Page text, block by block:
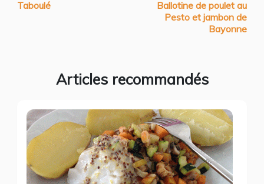
d’article
Taboulé
Ballotine de poulet au
Pesto et jambon de
Bayonne
Articles recommandés